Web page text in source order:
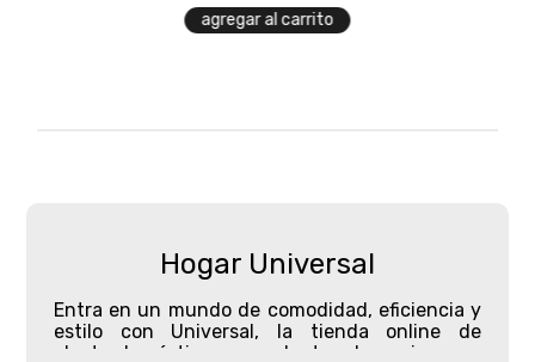
agregar al carrito
Hogar Universal
Entra en un mundo de comodidad, eficiencia y
estilo con Universal,
la tienda online de
electrodomésticos
y productos de cocina que